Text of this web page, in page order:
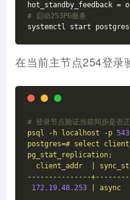
# 启动253PG服务
在当前主节点254登录
# 登录节点验证当前同步是否
psql
-h localhost -p
postgres=# select
pg_stat_replication;
client_addr
---------------
172.19.48.253 async